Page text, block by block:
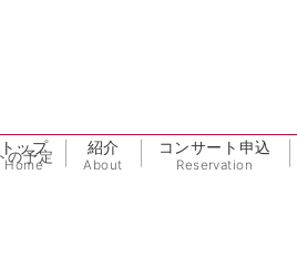
トップ
Home
紹介
About
コンサート申込
Reservation
の予定